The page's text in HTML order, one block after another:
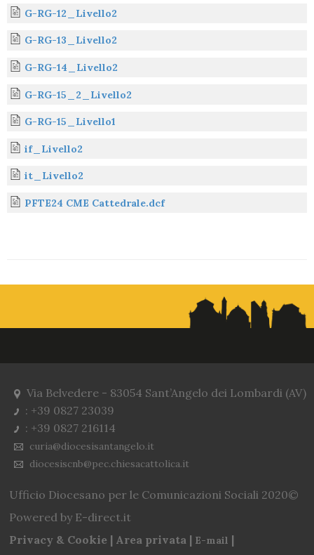
G-RG-12_Livello2
G-RG-13_Livello2
G-RG-14_Livello2
G-RG-15_2_Livello2
G-RG-15_Livello1
if_Livello2
it_Livello2
PFTE24 CME Cattedrale.dcf
Via Belvedere - 83054 Sant’Angelo dei Lombardi (AV)
: +39 0827 23039
: +39 0827 216114
curia@diocesisantangelo.it
diocesiscnb@pec.chiesacattolica.it
Ufficio Diocesano per le Comunicazioni Sociali 2020©
Powered by E-direct.it
Privacy & Cookie | Area privata | E-mail |